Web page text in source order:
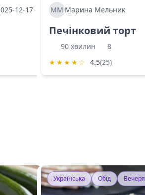
12-17 МММарина Мельник
Печінковий торт
90 хвилин
8
★ ★ ★ ★ ☆ 4.5(25)
Українська Обід Вечеря